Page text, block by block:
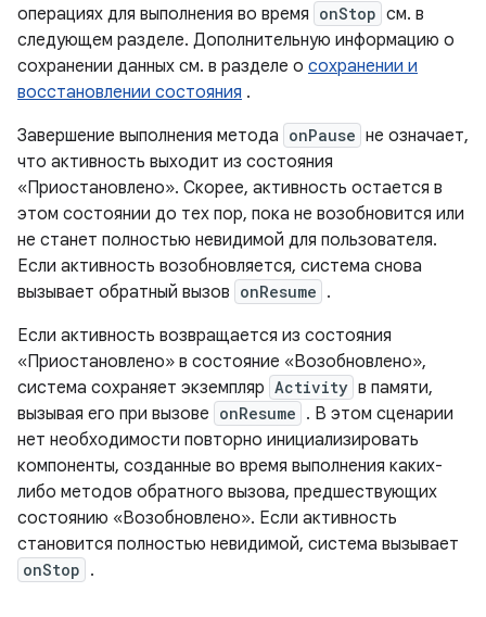
операциях для выполнения во время onStop см. в
следующем разделе. Дополнительную информацию о
сохранении данных см. в разделе о сохранении и
восстановлении состояния .
Завершение выполнения метода onPause не означает,
что активность выходит из состояния
«Приостановлено». Скорее, активность остается в
этом состоянии до тех пор, пока не возобновится или
не станет полностью невидимой для пользователя.
Если активность возобновляется, система снова
вызывает обратный вызов onResume .
Если активность возвращается из состояния
«Приостановлено» в состояние «Возобновлено»,
система сохраняет экземпляр Activity в памяти,
вызывая его при вызове onResume . В этом сценарии
нет необходимости повторно инициализировать
компоненты, созданные во время выполнения каких-
либо методов обратного вызова, предшествующих
состоянию «Возобновлено». Если активность
становится полностью невидимой, система вызывает
onStop .